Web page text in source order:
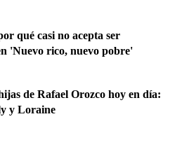
qué casi no acepta ser
'Nuevo rico, nuevo pobre'
de Rafael Orozco hoy en día:
y Loraine